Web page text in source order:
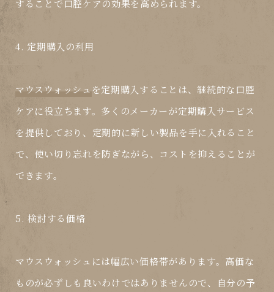
することで口腔ケアの効果を高められます。
4. 定期購入の利用
マウスウォッシュ を定期購入することは、継続的な口腔
ケアに役立ちます。多くのメーカーが定期購入サービス
を提供しており、定期的に新しい製品を手に入れること
で、使い切り忘れを防ぎながら、コストを抑えることが
できます。
5. 検討する価格
マウスウォッシュ には幅広い価格帯があります。高価な
ものが必ずしも良いわけではありませんので、自分の予